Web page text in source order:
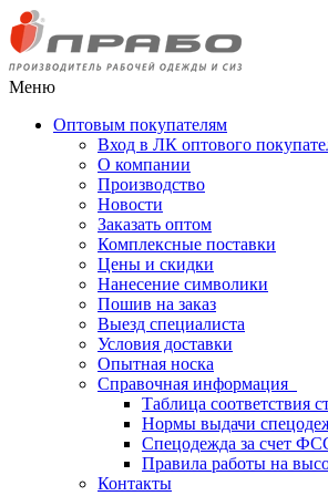
Меню
Оптовым покупателям
Вход в ЛК оптового
О компании
Производство
Новости
Заказать оптом
Комплексные поставки
Цены и скидки
Нанесение символики
Пошив на заказ
Выезд специалиста
Условия доставки
Опытная носка
Справочная информация
Таблица соответствия
Нормы выдачи
Спецодежда за счет
Правила работы на
Контакты